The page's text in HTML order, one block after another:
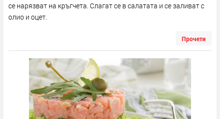
се нарязват на кръгчета. Слагат се в салатата и се заливат с
олио и оцет.
Прочети